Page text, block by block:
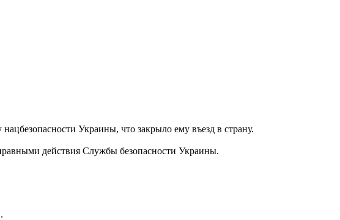
нацбезопасности Украины, что закрыло ему въезд в страну.
действия Службы безопасности Украины.